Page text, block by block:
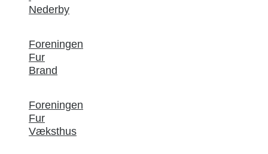
Nederby
Foreningen
Fur
Brand
Foreningen
Fur
Væksthus